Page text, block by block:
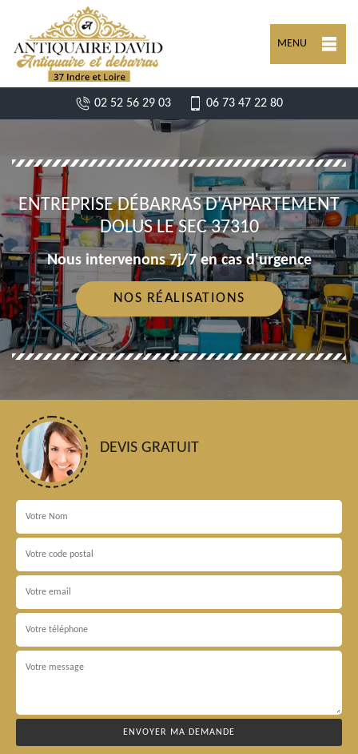
MENU
02 52 56 29 03 06 73 47 22 80
ENTREPRISE DÉBARRAS D'APPARTEMENT
DOLUS LE SEC 37310
Nous intervenons 7j/7 en cas d'urgence
NOS RÉALISATIONS
DEVIS GRATUIT